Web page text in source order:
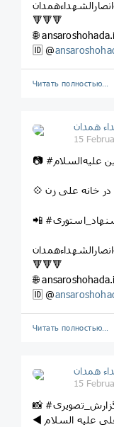
🔻🔻🔻
🌐
🆔 @
Читать полностью…
همدان
15
علیه‌السلام
🔻🔻🔻
🌐
🆔 @
Читать полностью…
همدان
15
#گزارش_تصویری